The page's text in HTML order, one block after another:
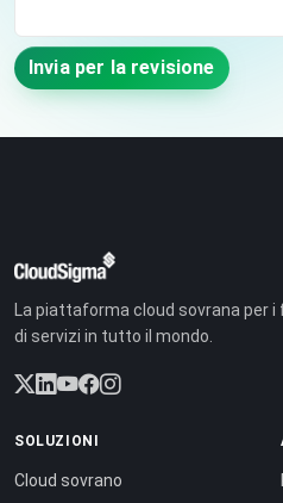
Invia per la revisione
La piattaforma cloud sovrana per i
di servizi in tutto il mondo.
SOLUZIONI
Cloud sovrano